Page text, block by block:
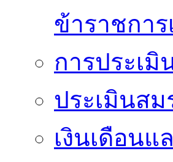
ข้าราชกา
การประเมิ
ประเมินสม
เงินเดือน